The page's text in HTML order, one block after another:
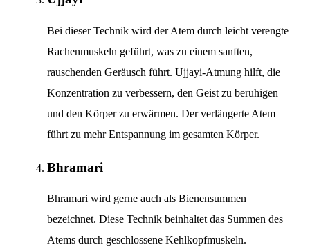
Bei dieser Technik wird der Atem durch leicht verengte
Rachenmuskeln geführt, was zu einem sanften,
rauschenden Geräusch führt. Ujjayi-Atmung hilft, die
Konzentration zu verbessern, den Geist zu beruhigen
und den Körper zu erwärmen. Der verlängerte Atem
führt zu mehr Entspannung im gesamten Körper.
Bhramari
Bhramari wird gerne auch als Bienensummen
bezeichnet. Diese Technik beinhaltet das Summen des
Atems durch geschlossene Kehlkopfmuskeln.